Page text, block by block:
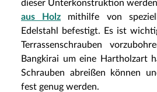
dieser Unterkonstruktion
aus Holz mithilfe von
Edelstahl befestigt. Es ist
Terrassenschrauben
Bangkirai um eine Hartholzart
Schrauben abreißen können
fest genug werden.